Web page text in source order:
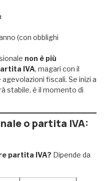
(con obblighi
non è più
IVA, magari con il
fiscali. Se inizi a
stabile, è il momento di
o partita IVA:
partita IVA? Dipende da